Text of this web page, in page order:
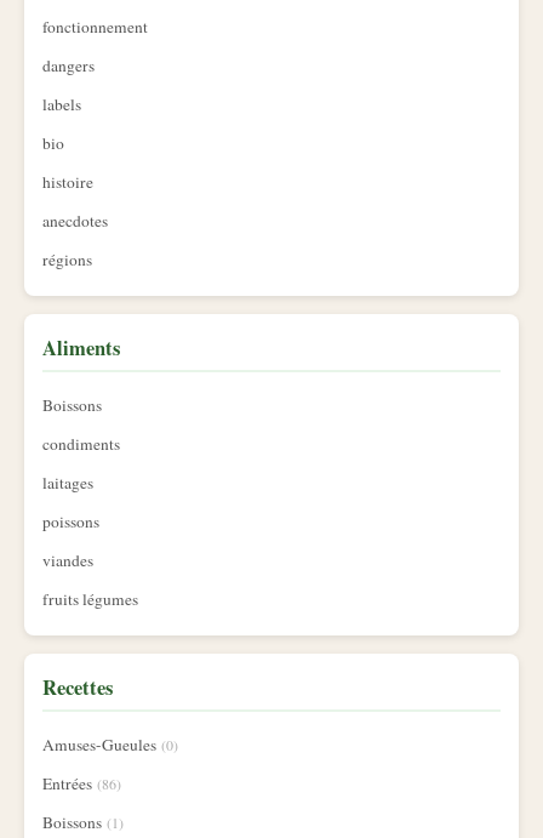
fonctionnement
dangers
labels
bio
histoire
anecdotes
régions
Aliments
Boissons
condiments
laitages
poissons
viandes
fruits légumes
Recettes
Amuses-Gueules (0)
Entrées (86)
Boissons (1)